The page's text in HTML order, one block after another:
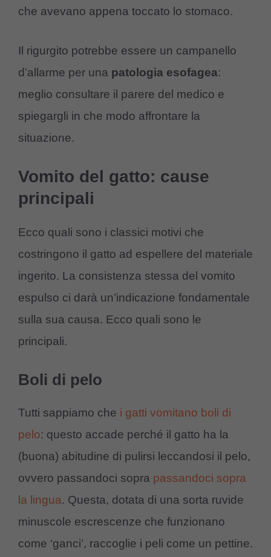
che avevano appena toccato lo stomaco.
Il rigurgito potrebbe essere un campanello
d’allarme per una patologia esofagea:
meglio consultare il parere del medico e
spiegargli in che modo affrontare la
situazione.
Vomito del gatto: cause
principali
Ecco quali sono i classici motivi che
costringono il gatto ad espellere del materiale
ingerito. La consistenza stessa del vomito
espulso ci darà un’indicazione fondamentale
sulla sua causa. Ecco quali sono le
principali.
Boli di pelo
Tutti sappiamo che i gatti vomitano boli di
pelo: questo accade perché il gatto ha la
(buona) abitudine di pulirsi leccandosi il pelo,
ovvero passandoci sopra passandoci sopra
la lingua. Questa, dotata di una sorta ruvide
minuscole escrescenze che funzionano
come ‘ganci’, raccoglie i peli come un pettine.